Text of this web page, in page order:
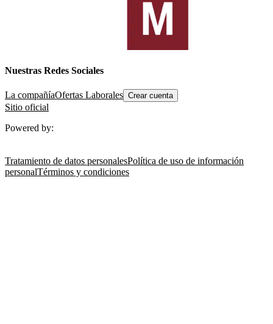
Nuestras Redes Sociales
La compañíaOfertas Laborales Crear cuenta
Sitio oficial
Powered by:
Tratamiento de datos personalesPolítica de uso de información
personalTérminos y condiciones